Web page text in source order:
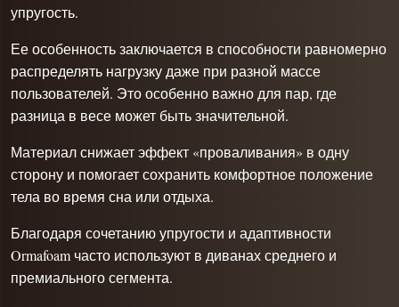
упругость.
Ее особенность заключается в способности равномерно
распределять нагрузку даже при разной массе
пользователей. Это особенно важно для пар, где
разница в весе может быть значительной.
Материал снижает эффект «проваливания» в одну
сторону и помогает сохранить комфортное положение
тела во время сна или отдыха.
Благодаря сочетанию упругости и адаптивности
Ormafoam часто используют в диванах среднего и
премиального сегмента.